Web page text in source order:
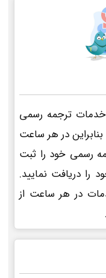
ترجمه رسمی
نماید بنابراین در هر ساعت
رسمی خود را ثبت
را دریافت نمایید.
در هر ساعت از